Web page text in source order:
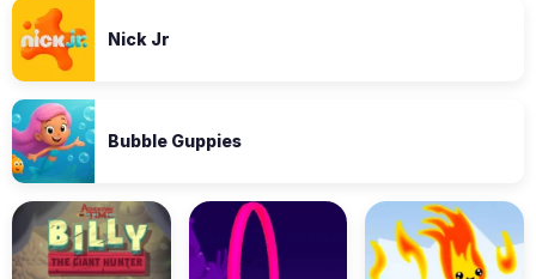
Nick Jr
Bubble Guppies